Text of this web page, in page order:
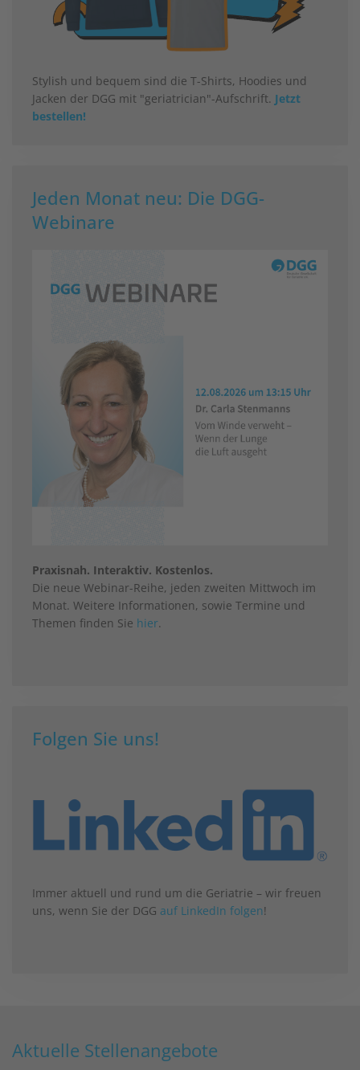
Stylish und bequem sind die T-Shirts, Hoodies und
Jacken der DGG mit "geriatrician"-Aufschrift. Jetzt
bestellen!
Jeden Monat neu: Die DGG-
Webinare
Praxisnah. Interaktiv. Kostenlos.
Die neue Webinar-Reihe, jeden zweiten Mittwoch im
Monat. Weitere Informationen, sowie Termine und
Themen finden Sie hier.
Folgen Sie uns!
Immer aktuell und rund um die Geriatrie – wir freuen
uns, wenn Sie der DGG auf LinkedIn folgen!
Aktuelle Stellenangebote